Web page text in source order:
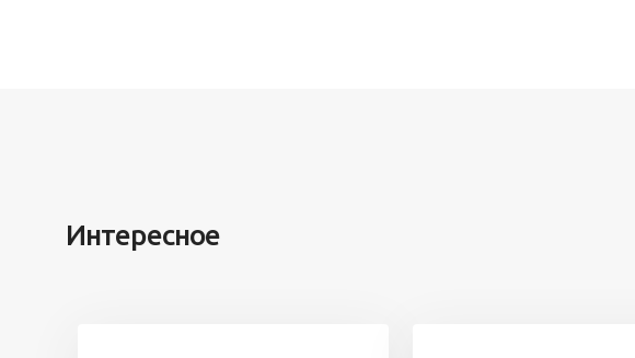
Интересное